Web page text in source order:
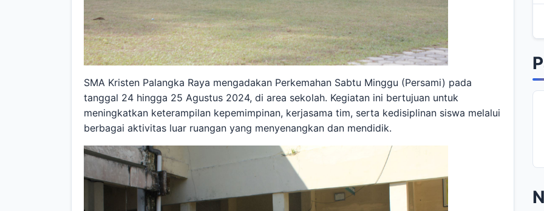
SMA Kristen Palangka Raya mengadakan Perkemahan Sabtu Minggu (Persami) pada
tanggal 24 hingga 25 Agustus 2024, di area sekolah. Kegiatan ini bertujuan untuk
meningkatkan keterampilan kepemimpinan, kerjasama tim, serta kedisiplinan siswa melalui
berbagai aktivitas luar ruangan yang menyenangkan dan mendidik.